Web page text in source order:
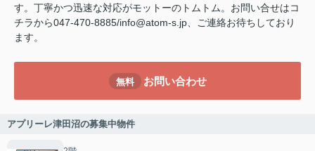
す。丁寧かつ迅速な対応がモットーのトムトム。お問い合せはコ
チラから047-470-8885/info@atom-s.jp、ご連絡お待ちしており
ます。
無料 お問い合わせ
アプリーレ津田沼の募集中物件